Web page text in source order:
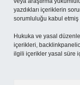
yazdıkları içeriklerin
sorumluluğu kabul etmiş
Hukuka ve yasal
içerikleri,
ilgili içerikler yasal süre